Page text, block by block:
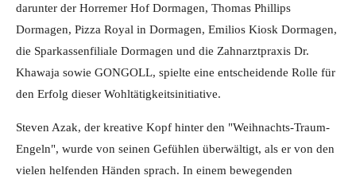
darunter der Horremer Hof Dormagen, Thomas Phillips
Dormagen, Pizza Royal in Dormagen, Emilios Kiosk Dormagen,
die Sparkassenfiliale Dormagen und die Zahnarztpraxis Dr.
Khawaja sowie GONGOLL, spielte eine entscheidende Rolle für
den Erfolg dieser Wohltätigkeitsinitiative.
Steven Azak, der kreative Kopf hinter den "Weihnachts-Traum-
Engeln", wurde von seinen Gefühlen überwältigt, als er von den
vielen helfenden Händen sprach. In einem bewegenden